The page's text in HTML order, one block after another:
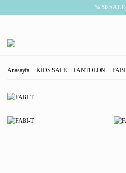
% 50 SALE
Anasayfa KİDS SALE PANTOLON